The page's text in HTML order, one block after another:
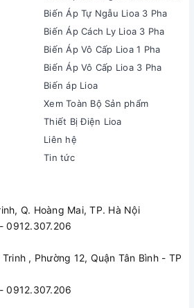
Biến Áp Tự Ngẫu Lioa 3 Pha
Biến Áp Cách Ly Lioa 3 Pha
Biến Áp Vô Cấp Lioa 1 Pha
Biến Áp Vô Cấp Lioa 3 Pha
Biến áp Lioa
Xem Toàn Bộ Sản phẩm
Thiết Bị Điện Lioa
Liên hệ
Tin tức
Q. Hoàng Mai, TP. Hà Nội
0912.307.206
, Phường 12, Quận Tân Bình - TP
0912.307.206